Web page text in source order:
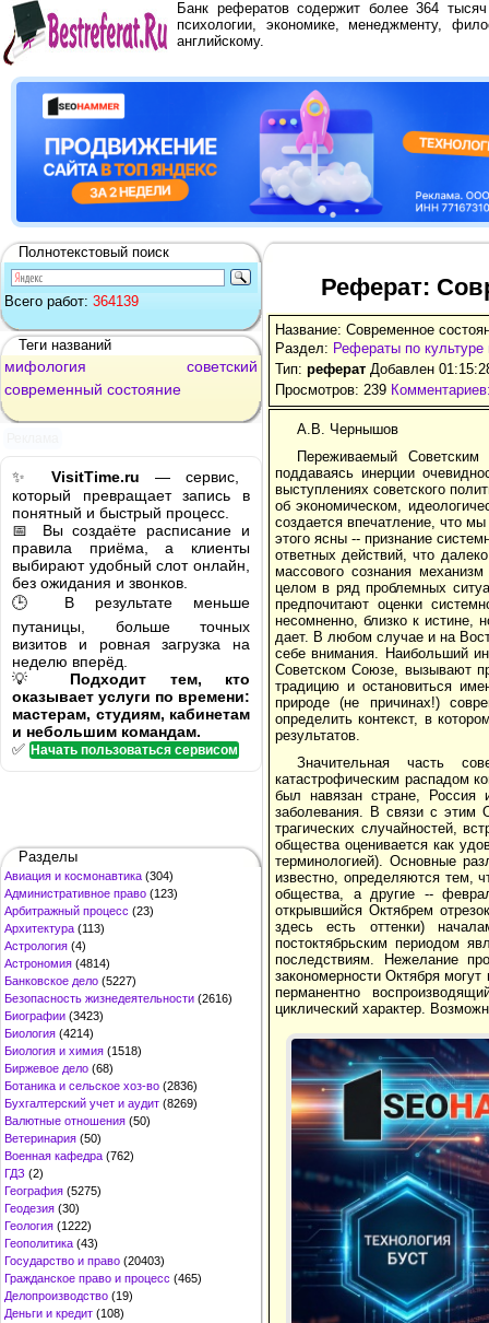
Банк рефератов содержит более 364
психологии, экономике, менеджменту,
английскому.
Полнотекстовый поиск
Всего работ: 364139
Теги названий
мифология
советский
современный состояние
✨ VisitTime.ru — сервис,
который превращает запись в
понятный и быстрый процесс.
📅 Вы создаёте расписание и
правила приёма, а клиенты
выбирают удобный слот онлайн,
без ожидания и звонков.
🕒 В результате меньше
путаницы, больше точных
визитов и ровная загрузка на
неделю вперёд.
💡 Подходит тем, кто
оказывает услуги по времени:
мастерам, студиям, кабинетам
и небольшим командам.
✅ Начать пользоваться сервисом
Разделы
Авиация и космонавтика (304)
Административное право (123)
Арбитражный процесс (23)
Архитектура (113)
Астрология (4)
Астрономия (4814)
Банковское дело (5227)
Безопасность жизнедеятельности (2616)
Биографии (3423)
Биология (4214)
Биология и химия (1518)
Биржевое дело (68)
Ботаника и сельское хоз-во (2836)
Бухгалтерский учет и аудит (8269)
Валютные отношения (50)
Ветеринария (50)
Военная кафедра (762)
ГДЗ (2)
География (5275)
Геодезия (30)
Геология (1222)
Геополитика (43)
Государство и право (20403)
Гражданское право и процесс (465)
Делопроизводство (19)
Деньги и кредит (108)
Реферат:
Название: Современное
Раздел: Рефераты по культуре
Тип: реферат Добавлен
Просмотров: 239
А.В. Чернышов
Переживаемый
поддаваясь инерции
выступлениях советского
об экономическом,
создается впечатление, что
этого ясны -- признание
ответных действий, что
массового сознания
целом в ряд проблемных
предпочитают оценки
несомненно, близко к истине,
дает. В любом случае и на
себе внимания. Наибольший
Советском Союзе, вызывают
традицию и остановиться
природе (не причинах!)
определить контекст, в
результатов.
Значительная часть
катастрофическим распадом
был навязан стране, Россия
заболевания. В связи с этим
трагических случайностей,
общества оценивается как
терминологией). Основные
известно, определяются тем,
общества, а другие --
открывшийся Октябрем
здесь есть оттенки)
постоктябрьским периодом
последствиям. Нежелание
закономерности Октября могут
перманентно
циклический характер.